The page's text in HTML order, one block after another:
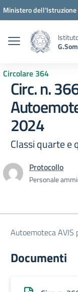
Vai ai contenuti
Vai al menu di
Vai al footer
Ministero
Circolare 364
Circ. n.
2024
Classi quarte e
Protocollo
Personale
Autoemoteca
Documenti